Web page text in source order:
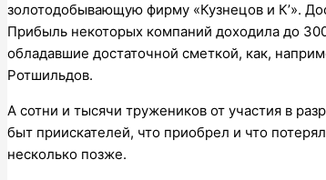
золотодобывающую фирму «Кузнецов и К’».
Прибыль некоторых компаний доходила до
обладавшие достаточной сметкой, как,
Ротшильдов.
А сотни и тысячи тружеников от участия в
быт приискателей, что приобрел и что
несколько позже.